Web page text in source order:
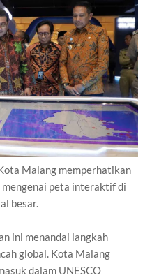
Malang memperhatikan
peta interaktif di
besar.
ini menandai langkah
global. Kota Malang
dalam UNESCO